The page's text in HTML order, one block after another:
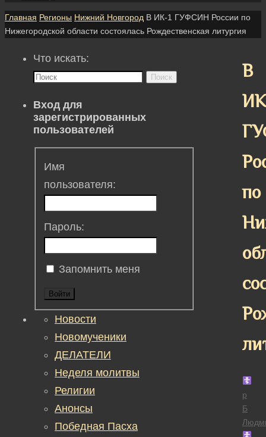
Главная Регионы Нижний Новгород В ИК-1 ГУФСИН России по
Нижегородской области состоялась Рождественская литургия
В
по
р
Б
Что искать:
Поиск
Вход для
зарегистрированных
пользователей
Имя
пользователя:
Пароль:
Запомнить меня
Войти
Новости
Новомученики
ДЕЛАТЕЛИ
Неделя молитвы
Религии
Анонсы
Победная Пасха